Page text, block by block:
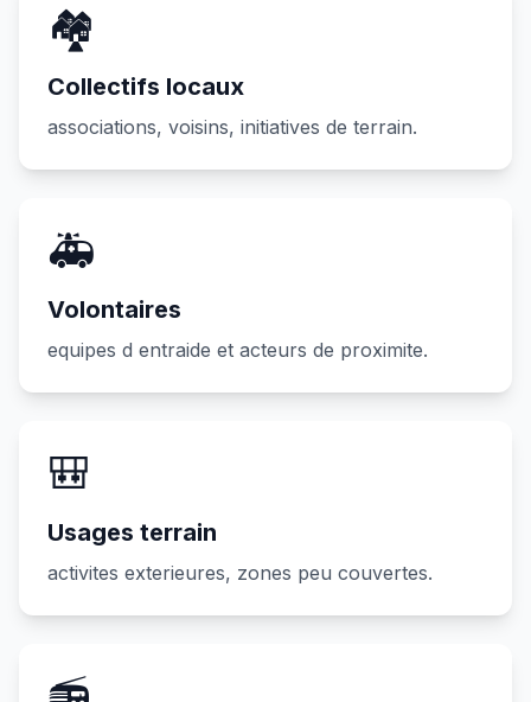
🏘️
Collectifs locaux
associations, voisins, initiatives de terrain.
🚑
Volontaires
equipes d entraide et acteurs de proximite.
🎒
Usages terrain
activites exterieures, zones peu couvertes.